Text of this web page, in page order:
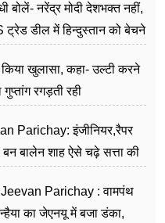
बोलें- नरेंद्र मोदी देशभक्त नहीं,
ट्रेड डील में हिन्दुस्तान को बेचने
खुलासा, कहा- उल्टी करने
रगड़ती रही
Parichay: इंजीनियर,रैपर
बालेन शाह ऐसे चढ़े सत्ता की
Parichay : वामपंथ
का जेएनयू में बजा डंका,